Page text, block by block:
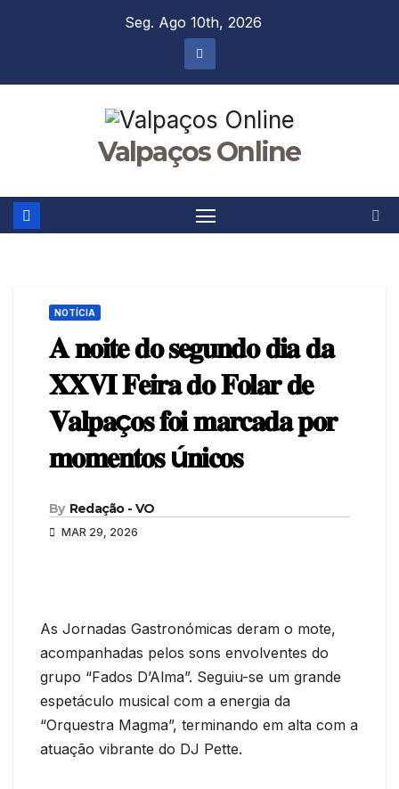
Seg. Ago 10th, 2026
Valpaços Online
NOTÍCIA
𝐀 𝐧𝐨𝐢𝐭𝐞 𝐝𝐨 𝐬𝐞𝐠𝐮𝐧𝐝𝐨 𝐝𝐢𝐚 𝐝𝐚
𝐗𝐗𝐕𝐈 𝐅𝐞𝐢𝐫𝐚 𝐝𝐨 𝐅𝐨𝐥𝐚𝐫 𝐝𝐞
𝐕𝐚𝐥𝐩𝐚ç𝐨𝐬 𝐟𝐨𝐢 𝐦𝐚𝐫𝐜𝐚𝐝𝐚 𝐩𝐨𝐫
𝐦𝐨𝐦𝐞𝐧𝐭𝐨𝐬 ú𝐧𝐢𝐜𝐨𝐬
By Redação - VO
MAR 29, 2026
As Jornadas Gastronómicas deram o mote,
acompanhadas pelos sons envolventes do
grupo “Fados D’Alma”. Seguiu-se um grande
espetáculo musical com a energia da
“Orquestra Magma”, terminando em alta com a
atuação vibrante do DJ Pette.